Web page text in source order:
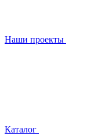
Наши проекты
Каталог